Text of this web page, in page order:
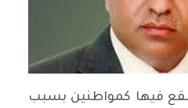
نقع فيها كمواطنين بسبب